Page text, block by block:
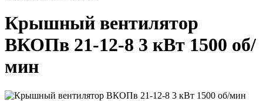
Крышный вентилятор
ВКОПв 21-12-8 3 кВт 1500 об/
мин